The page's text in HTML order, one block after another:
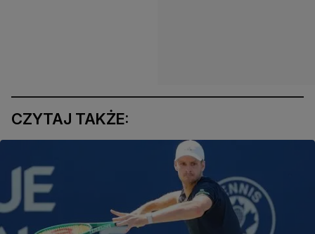
CZYTAJ TAKŻE: